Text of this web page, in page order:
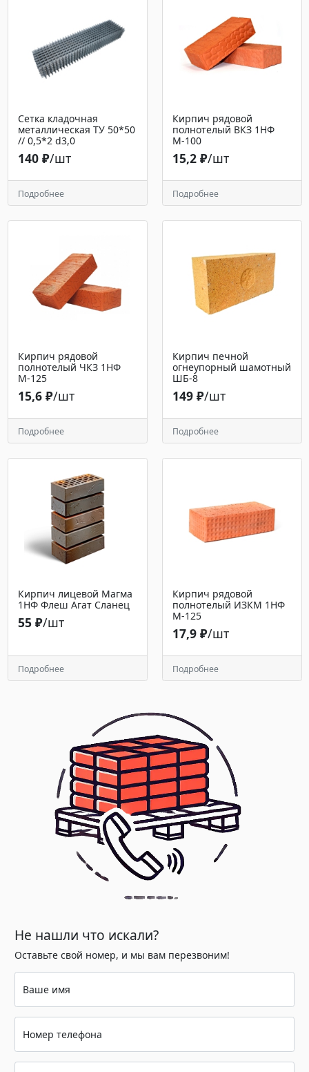
Сетка кладочная
металлическая ТУ 50*50
// 0,5*2 d3,0
140 ₽/шт
Подробнее
Кирпич рядовой
полнотелый ВКЗ 1НФ
М-100
15,2 ₽/шт
Подробнее
Кирпич рядовой
полнотелый ЧКЗ 1НФ
М-125
15,6 ₽/шт
Подробнее
Кирпич печной
огнеупорный шамотный
ШБ-8
149 ₽/шт
Подробнее
Кирпич лицевой Магма
1НФ Флеш Агат Сланец
55 ₽/шт
Подробнее
Кирпич рядовой
полнотелый ИЗКМ 1НФ
М-125
17,9 ₽/шт
Подробнее
Не нашли что искали?
Оставьте свой номер, и мы вам перезвоним!
Ваше имя
Номер телефона